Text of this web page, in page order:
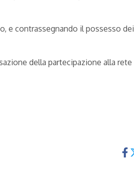
e contrassegnando il possesso dei
della partecipazione alla rete